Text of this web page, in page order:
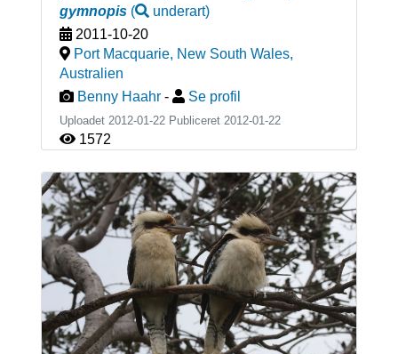
gymnopis( underart)
2011-10-20
Port Macquarie, New South Wales,
Australien
Benny Haahr - Se profil
Uploadet 2012-01-22 Publiceret 2012-01-22
1572